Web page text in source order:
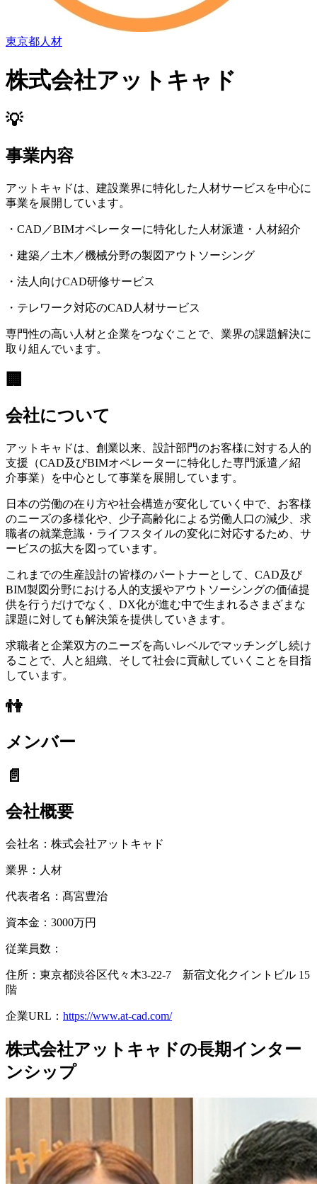
東京都人材
株式会社アットキャド
💡
事業内容
アットキャドは、建設業界に特化した人材サービスを中心に
事業を展開しています。
・CAD／BIMオペレーターに特化した人材派遣・人材紹介
・建築／土木／機械分野の製図アウトソーシング
・法人向けCAD研修サービス
・テレワーク対応のCAD人材サービス
専門性の高い人材と企業をつなぐことで、業界の課題解決に
取り組んでいます。
🏢
会社について
アットキャドは、創業以来、設計部門のお客様に対する人的
支援（CAD及びBIMオペレーターに特化した専門派遣／紹
介事業）を中心として事業を展開しています。
日本の労働の在り方や社会構造が変化していく中で、お客様
のニーズの多様化や、少子高齢化による労働人口の減少、求
職者の就業意識・ライフスタイルの変化に対応するため、サ
ービスの拡大を図っています。
これまでの生産設計の皆様のパートナーとして、CAD及び
BIM製図分野における人的支援やアウトソーシングの価値提
供を行うだけでなく、DX化が進む中で生まれるさまざまな
課題に対しても解決策を提供していきます。
求職者と企業双方のニーズを高いレベルでマッチングし続け
ることで、人と組織、そして社会に貢献していくことを目指
しています。
👫
メンバー
📄
会社概要
会社名： 株式会社アットキャド
業界： 人材
代表者名： 髙宮豊治
資本金： 3000万円
従業員数：
住所：東京都渋谷区代々木3-22-7 新宿文化クイントビル 15
階
企業URL： https://www.at-cad.com/
株式会社アットキャドの長期インター
ンシップ